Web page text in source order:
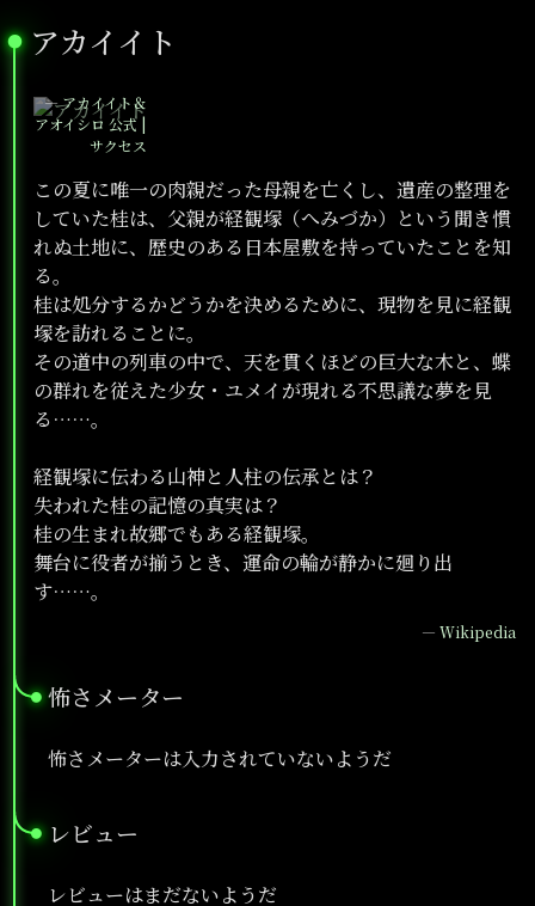
アカイイト
●
—アカイイト＆
アオイシロ 公式 |
サクセス
この夏に唯一の肉親だった母親を亡くし、遺産の整理を
していた桂は、父親が経観塚（へみづか）という聞き慣
れぬ土地に、歴史のある日本屋敷を持っていたことを知
る。
桂は処分するかどうかを決めるために、現物を見に経観
塚を訪れることに。
その道中の列車の中で、天を貫くほどの巨大な木と、蝶
の群れを従えた少女・ユメイが現れる不思議な夢を見
る……。
経観塚に伝わる山神と人柱の伝承とは？
失われた桂の記憶の真実は？
桂の生まれ故郷でもある経観塚。
舞台に役者が揃うとき、運命の輪が静かに廻り出
す……。
— Wikipedia
怖さメーター
●
怖さメーターは入力されていないようだ
レビュー
●
レビューはまだないようだ